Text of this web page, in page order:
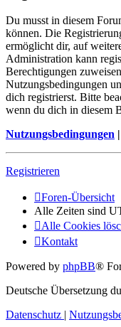
Du musst in diesem
können. Die
ermöglicht dir, auf
Administration kann
Berechtigungen
Nutzungsbedingungen
dich registrierst. Bitte
wenn du dich in diesem
Nutzungsbedingungen |
Registrieren
Foren-Übersicht
Alle Zeiten sind
Alle Cookies
Kontakt
Powered by phpBB®
Deutsche Übersetzung
Datenschutz |